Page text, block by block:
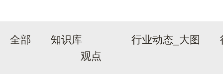
全部
知识库
观点
行业动态_大图